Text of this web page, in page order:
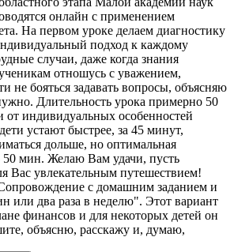
онлайн с применением
На первом уроке делаем диагностику
подход к каждому
случаи, даже когда знания
отношусь с уважением,
не бояться задавать вопросы, объясняю
Длительность урока примерно 50
от индивидуальных особенностей
устают быстрее, за 45 минут,
дольше, но оптимальная
50 мин. Желаю Вам удачи, пусть
Вас увлекательным путешествием!
с домашним заданием и
или два раза в неделю". Этот вариант
финансов и для некоторых детей он
объясню, расскажу и, думаю,